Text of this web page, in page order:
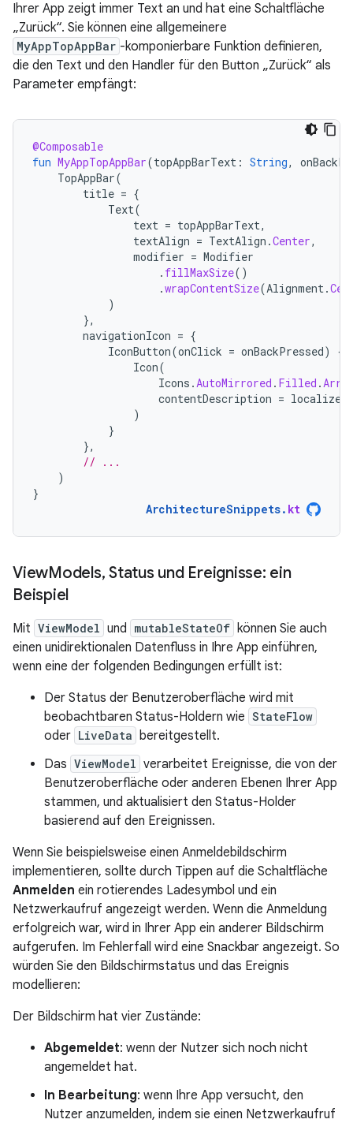
Ihrer App zeigt immer Text an und hat eine Schaltfläche
„Zurück“. Sie können eine allgemeinere
MyAppTopAppBar -komponierbare Funktion definieren,
die den Text und den Handler für den Button „Zurück“ als
Parameter empfängt:
@Composable
fun MyAppTopAppBar(topAppBarText : String,
TopAppBar(
title = {
Text(
text = topAppBarText,
textAlign = TextAlign .Center,
modifier = Modifier
. fillMaxSize()
.wrapContentSize(Alignment .
)
},
navigationIcon = {
IconButton(onClick = onBackPressed)
{
Icon(
Icons . AutoMirrored . Filled .
contentDescription =
)
}
},
// ...
)
}
ArchitectureSnippets. kt
ViewModels, Status und Ereignisse: ein
Beispiel
Mit ViewModel und mutableStateOf können Sie auch
einen unidirektionalen Datenfluss in Ihre App einführen,
wenn eine der folgenden Bedingungen erfüllt ist:
Der Status der Benutzeroberfläche wird mit
beobachtbaren Status-Holdern wie StateFlow
oder LiveData
bereitgestellt.
Das ViewModel verarbeitet Ereignisse, die von der
Benutzeroberfläche oder anderen Ebenen Ihrer App
stammen, und aktualisiert den Status-Holder
basierend auf den Ereignissen.
Wenn Sie beispielsweise einen Anmeldebildschirm
implementieren, sollte durch Tippen auf die Schaltfläche
Anmelden ein rotierendes Ladesymbol und ein
Netzwerkaufruf angezeigt werden. Wenn die Anmeldung
erfolgreich war, wird in Ihrer App ein anderer Bildschirm
aufgerufen. Im Fehlerfall wird eine Snackbar angezeigt. So
würden Sie den Bildschirmstatus und das Ereignis
modellieren:
Der Bildschirm hat vier Zustände:
Abgemeldet: wenn der Nutzer sich noch nicht
angemeldet hat.
In Bearbeitung: wenn Ihre App versucht, den
Nutzer anzumelden, indem sie einen Netzwerkaufruf